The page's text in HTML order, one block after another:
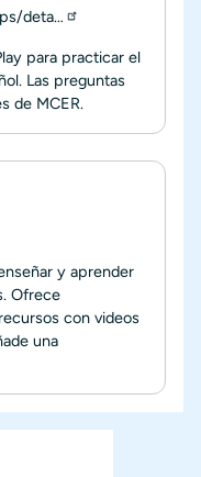
deta…
para practicar el
Las preguntas
de MCER.
y aprender
Ofrece
con videos
una